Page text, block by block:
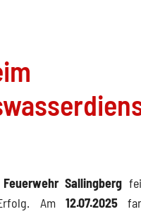
Sallingberg
Am 12.07.2025